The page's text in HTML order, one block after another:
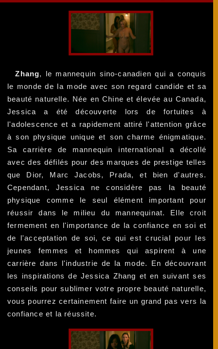
Zhang, le mannequin sino-canadien qui a conquis
le monde de la mode avec son regard candide et sa
beauté naturelle. Née en Chine et élevée au Canada,
Jessica a été découverte lors de fortuites à
l'adolescence et a rapidement attiré l'attention grâce
à son physique unique et son charme énigmatique.
Sa carrière de mannequin international a décollé
avec des défilés pour des marques de prestige telles
que Dior, Marc Jacobs, Prada, et bien d'autres.
Cependant, Jessica ne considère pas la beauté
physique comme le seul élément important pour
réussir dans le milieu du mannequinat. Elle croit
fermement en l'importance de la confiance en soi et
de l'acceptation de soi, ce qui est crucial pour les
jeunes femmes et hommes qui aspirent à une
carrière dans l'industrie de la mode. En découvrant
les inspirations de Jessica Zhang et en suivant ses
conseils pour sublimer votre propre beauté naturelle,
vous pourrez certainement faire un grand pas vers la
confiance et la réussite.